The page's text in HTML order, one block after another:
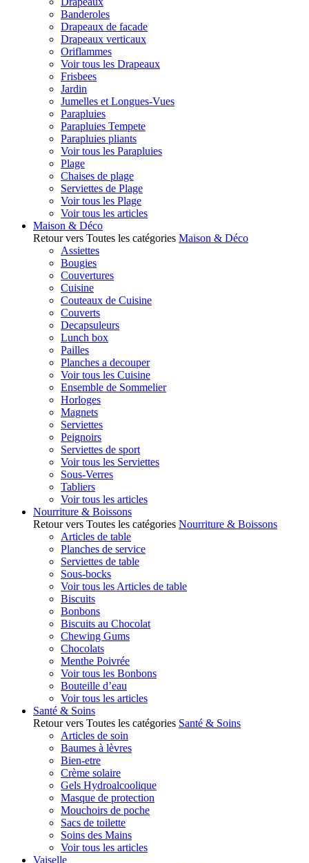
Banderoles
Drapeaux de facade
Drapeaux verticaux
Oriflammes
Voir tous les Drapeaux
Frisbees
Jardin
Jumelles et Longues-Vues
Parapluies
Parapluies Tempete
Parapluies pliants
Voir tous les Parapluies
Plage
Chaises de plage
Serviettes de Plage
Voir tous les Plage
Voir tous les articles
Maison & Déco
Retour vers Toutes les catégories Maison & Déco
Assiettes
Bougies
Couvertures
Cuisine
Couteaux de Cuisine
Couverts
Decapsuleurs
Lunch box
Pailles
Planches a decouper
Voir tous les Cuisine
Ensemble de Sommelier
Horloges
Magnets
Serviettes
Peignoirs
Serviettes de sport
Voir tous les Serviettes
Sous-Verres
Tabliers
Voir tous les articles
Nourriture & Boissons
Retour vers Toutes les catégories Nourriture & Boissons
Articles de table
Planches de service
Serviettes de table
Sous-bocks
Voir tous les Articles de table
Biscuits
Bonbons
Biscuits au Chocolat
Chewing Gums
Chocolats
Menthe Poivrée
Voir tous les Bonbons
Bouteille d’eau
Voir tous les articles
Santé & Soins
Retour vers Toutes les catégories Santé & Soins
Articles de soin
Baumes à lèvres
Bien-etre
Crème solaire
Gels Hydroalcoolique
Masque de protection
Mouchoirs de poche
Sacs de toilette
Soins des Mains
Voir tous les articles
Vaiselle